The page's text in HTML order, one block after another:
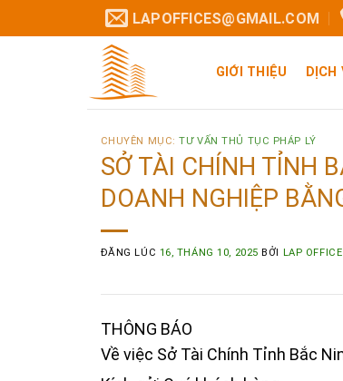
LAPOFFICES@GMAIL.COM
GIỚI THIỆU DỊCH
CHUYÊN MỤC:TƯ VẤN THỦ TỤC PHÁP LÝ
SỞ TÀI CHÍNH TỈNH
DOANH NGHIỆP
ĐĂNG LÚC 16, THÁNG 10, 2025 BỞI LAP OFFICE
THÔNG BÁO
Về việc Sở Tài Chính Tỉnh Bắc